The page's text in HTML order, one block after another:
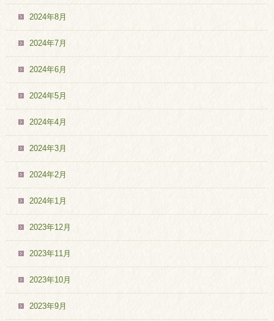
2024年8月
2024年7月
2024年6月
2024年5月
2024年4月
2024年3月
2024年2月
2024年1月
2023年12月
2023年11月
2023年10月
2023年9月